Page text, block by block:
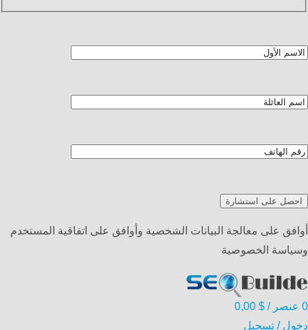
أوافق على معالجة البيانات الشخصية وأوافق على اتفاقية المستخدم
وسياسة الخصوصية
0 عنصر /
0,00 $
دخول / تسجيل